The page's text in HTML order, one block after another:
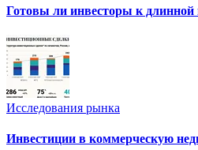
Готовы ли инвесторы к длинной
Исследования рынка
Инвестиции в коммерческую